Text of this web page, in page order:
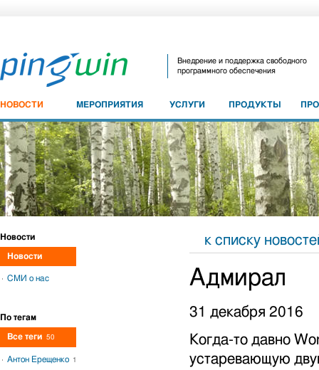
Внедрение и поддержка свободного
программного обеспечения
НОВОСТИ МЕРОПРИЯТИЯ УСЛУГИ ПРОДУКТЫ
к списку
Адмирал
31 декабря 2016
Когда-то давно
устаревающую
Новости
Новости
СМИ о нас
По тегам
Все теги 50
Антон Ерещенко 1